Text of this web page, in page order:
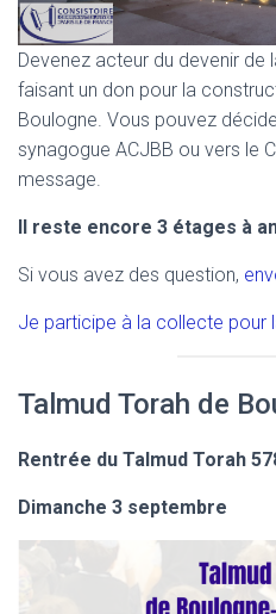
Devenez acteur du devenir de
faisant un don pour la
Boulogne. Vous pouvez
synagogue ACJBB ou vers le
message.
Il reste encore 3 étages à
Si vous avez des question,
Je participe à la collecte pour
Talmud Torah de
Rentrée du Talmud Torah
Dimanche 3 septembre